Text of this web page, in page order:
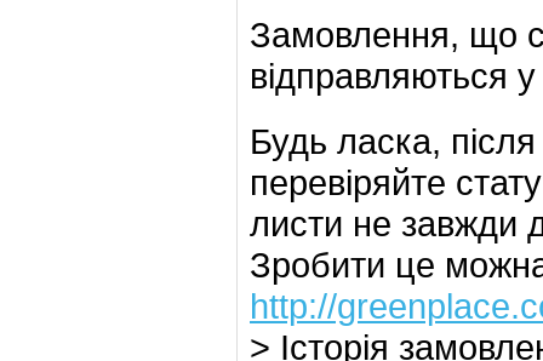
Замовлення, що
відправляються у
Будь ласка,
перевіряйте
листи не завжди
Зробити це можна
http://
> Історія